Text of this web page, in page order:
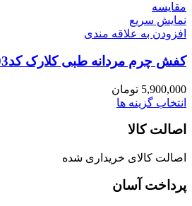
مقايسه
نمایش سریع
افزودن به علاقه مندی
کفش چرم مردانه طبی کلارک کد103
5,900,000 تومان
انتخاب گزینه ها
اصالت کالا
اصالت کالای خریداری شده
پرداخت آسان